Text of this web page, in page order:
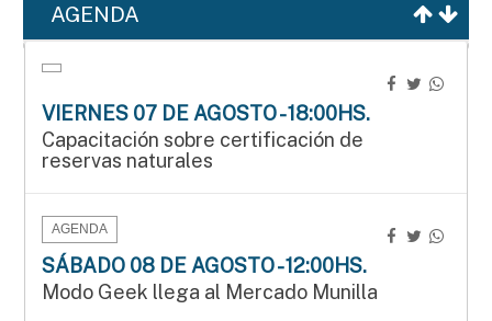
AGENDA
VIERNES 07 DE AGOSTO - 18:00HS.
Capacitación sobre certificación de
reservas naturales
AGENDA
SÁBADO 08 DE AGOSTO - 12:00HS.
Modo Geek llega al Mercado Munilla